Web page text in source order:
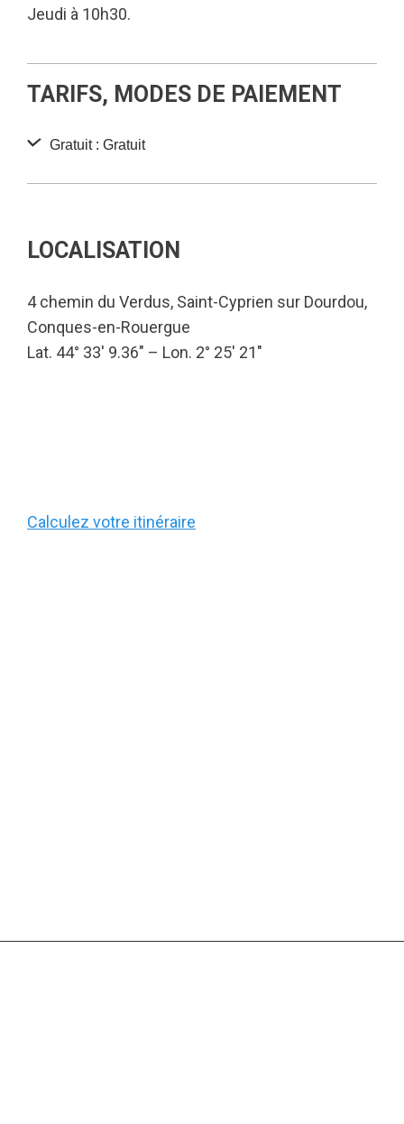
Jeudi à 10h30.
TARIFS, MODES DE PAIEMENT
Gratuit : Gratuit
LOCALISATION
4 chemin du Verdus, Saint-Cyprien sur Dourdou,
Conques-en-Rouergue
Lat. 44° 33′ 9.36″ – Lon. 2° 25′ 21″
Calculez votre itinéraire